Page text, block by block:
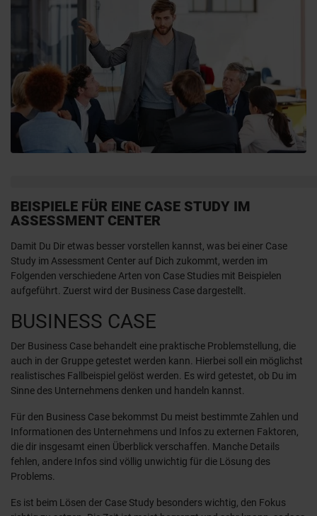
BEISPIELE FÜR EINE CASE STUDY IM
ASSESSMENT CENTER
Damit Du Dir etwas besser vorstellen kannst, was bei einer Case
Study im Assessment Center auf Dich zukommt, werden im
Folgenden verschiedene Arten von Case Studies mit Beispielen
aufgeführt. Zuerst wird der Business Case dargestellt.
BUSINESS CASE
Der Business Case behandelt eine praktische Problemstellung, die
auch in der Gruppe getestet werden kann. Hierbei soll ein möglichst
realistisches Fallbeispiel gelöst werden. Es wird getestet, ob Du im
Sinne des Unternehmens denken und handeln kannst.
Für den Business Case bekommst Du meist bestimmte Zahlen und
Informationen des Unternehmens und Infos zu externen Faktoren,
die dir insgesamt einen Überblick verschaffen. Manche Details
fehlen, andere Infos sind völlig unwichtig für die Lösung des
Problems.
Es ist beim Lösen der Case Study besonders wichtig, den Fokus